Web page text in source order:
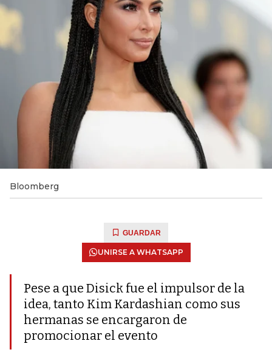
Bloomberg
GUARDAR
UNIRSE A WHATSAPP
Pese a que Disick fue el impulsor de la
idea, tanto Kim Kardashian como sus
hermanas se encargaron de
promocionar el evento